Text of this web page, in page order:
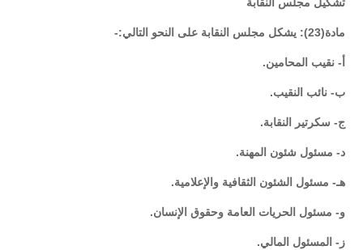
مادة(23): يشكل مجلس النقابة على النحو التالي:-
أ- نقيب المحامين.
ب- نائب النقيب.
ج- سكرتير النقابة.
د- مسئول شئون المهنة.
هـ- مسئول الشئون الثقافية والإعلامية.
و- مسئول الحريات العامة وحقوق الإنسان.
ز- المسئول المالي.